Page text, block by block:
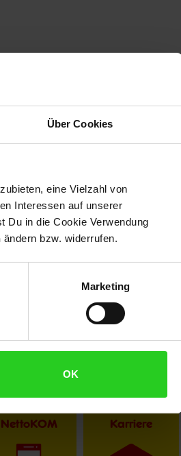
Über Cookies
eine Vielzahl von
Interessen auf unserer
Du in die Cookie Verwendung
ändern bzw. widerrufen.
Marketing
OK
Region
in unseren Filialen!
oder dein Pfand am Pfandautomaten
heraus:
NettoKOM Karriere